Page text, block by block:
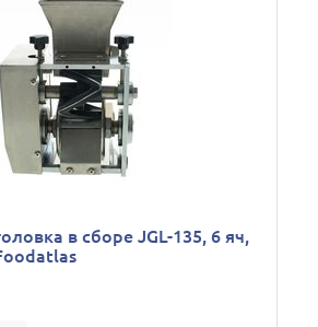
в сборе JGL-135, 6 яч,